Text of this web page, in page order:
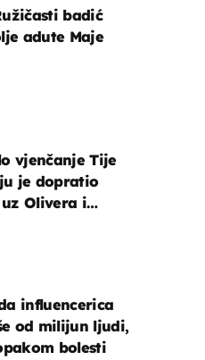
badić
adute Maje
vjenčanje Tije
je dopratio
Olivera i
influencerica
od milijun ljudi,
bolesti